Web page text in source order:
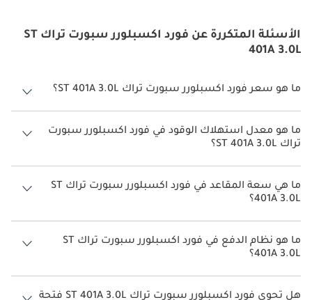
الأسئلة المتكررة عن فورد اكسبلورر سبورت تراك ST
401A 3.0L
ما هو سعر فورد اكسبلورر سبورت تراك ST 401A 3.0L؟
سعر فورد اكسبلورر سبورت تراك ST 401A 3.0L هو درهم 255,000.
ما هو معدل استهلاك الوقود في فورد اكسبلورر سبورت
تراك ST 401A 3.0L؟
يبلغ معدل استهلاك الوقود المقترح من الشركة المصنعة لسيارة فورد
اكسبلورر سبورت تراك 2026 من 7 كم/ليتر.
ما هي سعة المقاعد في فورد اكسبلورر سبورت تراك ST
401A 3.0L؟
تتسع فورد اكسبلورر سبورت تراك ST 401A 3.0L لأ 7 أشخاص.
ما هو نظام الدفع في فورد اكسبلورر سبورت تراك ST
401A 3.0L؟
نظام الدفع في فورد اكسبلورر سبورت تراك Four Wheel Drive ST 401A 3.0L.
هل تحوي فورد اكسبلورر سبورت تراك ST 401A 3.0L فتحة